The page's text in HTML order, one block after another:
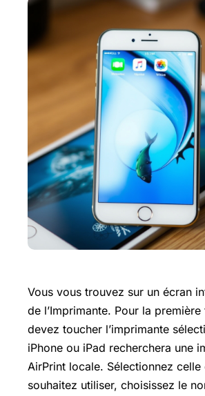
Vous vous trouvez sur un écran
de l’Imprimante. Pour la
devez toucher l’imprimante
iPhone ou iPad recherchera une
AirPrint locale. Sélectionnez celle
souhaitez utiliser, choisissez le